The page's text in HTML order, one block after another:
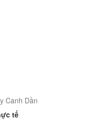
Canh Dần
tế